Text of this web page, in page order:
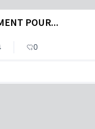
POUR...
0